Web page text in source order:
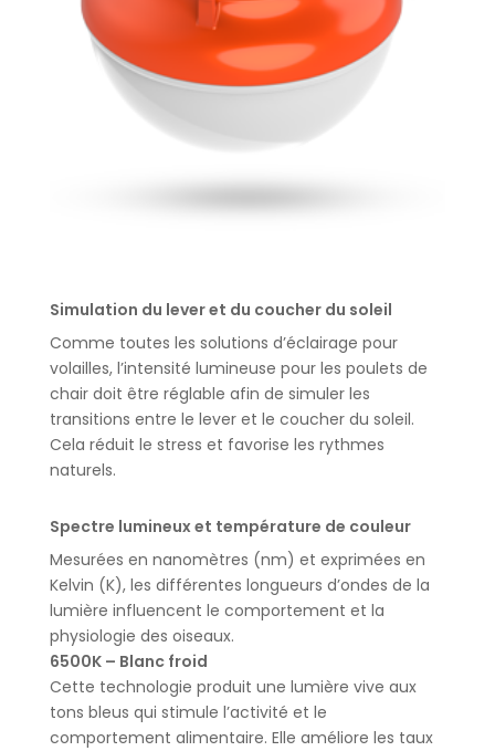
Simulation du lever et du coucher du soleil
Comme toutes les solutions d’éclairage pour
volailles, l’intensité lumineuse pour les poulets de
chair doit être réglable afin de simuler les
transitions entre le lever et le coucher du soleil.
Cela réduit le stress et favorise les rythmes
naturels.
Spectre lumineux et température de couleur
Mesurées en nanomètres (nm) et exprimées en
Kelvin (K), les différentes longueurs d’ondes de la
lumière influencent le comportement et la
physiologie des oiseaux.
6500K – Blanc froid
Cette technologie produit une lumière vive aux
tons bleus qui stimule l’activité et le
comportement alimentaire. Elle améliore les taux